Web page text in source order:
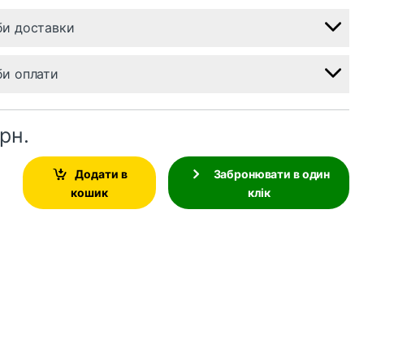
доставки
оплати
Додати в
кошик
Забронювати в один
клік